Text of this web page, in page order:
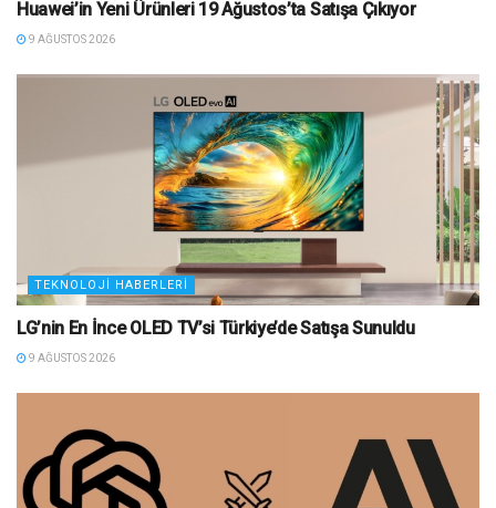
Huawei’in Yeni Ürünleri 19 Ağustos’ta Satışa Çıkıyor
9 AĞUSTOS 2026
TEKNOLOJI HABERLERI
LG’nin En İnce OLED TV’si Türkiye’de Satışa Sunuldu
9 AĞUSTOS 2026